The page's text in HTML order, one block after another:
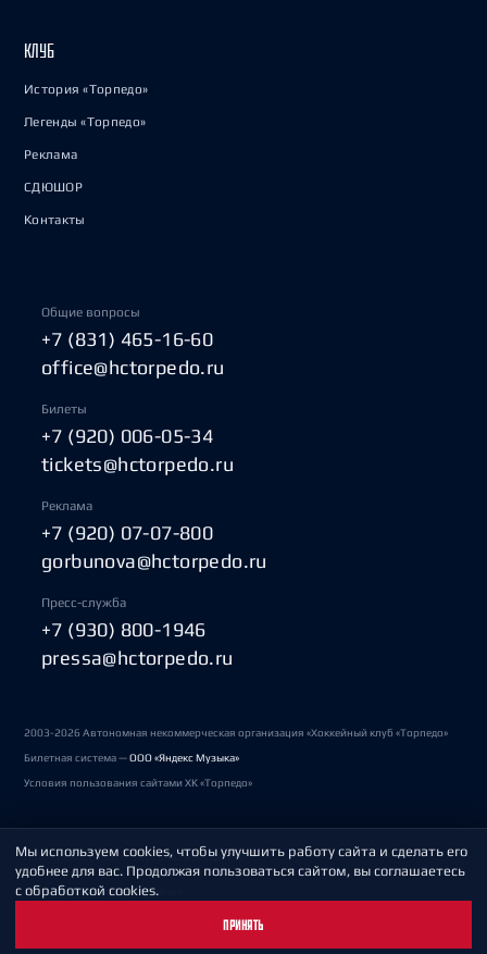
КЛУБ
История «Торпедо»
Легенды «Торпедо»
Реклама
СДЮШОР
Контакты
Общие вопросы
+7 (831) 465-16-60
office@hctorpedo.ru
Билеты
+7 (920) 006-05-34
tickets@hctorpedo.ru
Реклама
+7 (920) 07-07-800
gorbunova@hctorpedo.ru
Пресс-служба
+7 (930) 800-1946
pressa@hctorpedo.ru
2003-2026 Автономная некоммерческая организация «Хоккейный клуб «Торпедо»
Билетная система —ООО «Яндекс Музыка»
Условия пользования сайтами ХК «Торпедо»
Политика обработки персональных данных
Пользовательское соглашение
Мы используем cookies, чтобы улучшить работу сайта и сделать его
удобнее для вас. Продолжая пользоваться сайтом, вы соглашаетесь
с обработкой cookies.
ПРИНЯТЬ